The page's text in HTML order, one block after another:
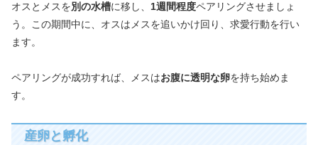
オスとメスを別の水槽に移し、 1週間程度ペアリングさせましょ
う。この期間中に、オスはメスを追いかけ回り、求愛行動を行い
ます。
ペアリングが成功すれば、メスはお腹に透明な卵を持ち始めま
す。
産卵と孵化